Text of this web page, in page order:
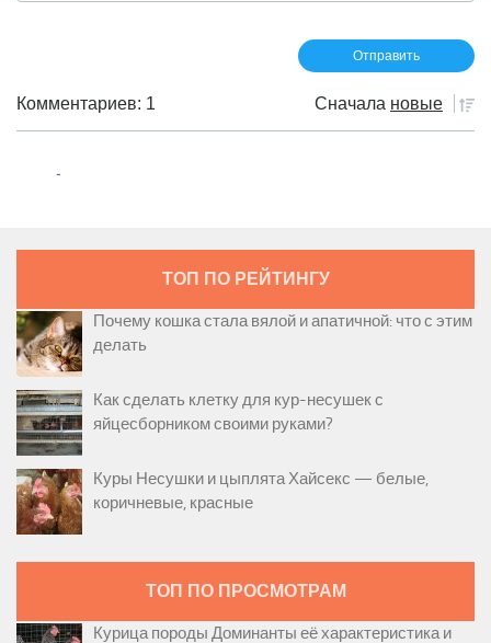
Комментариев: 1 Сначала новые
ТОП ПО РЕЙТИНГУ
Почему кошка стала вялой и апатичной: что с этим
делать
Как сделать клетку для кур-несушек с
яйцесборником своими руками?
Куры Несушки и цыплята Хайсекс — белые,
коричневые, красные
ТОП ПО ПРОСМОТРАМ
Курица породы Доминанты её характеристика и